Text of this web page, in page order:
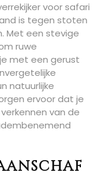
voor safari
is tegen stoten
Met een stevige
ruwe
met een gerust
natuurlijke
ervoor dat je
van de